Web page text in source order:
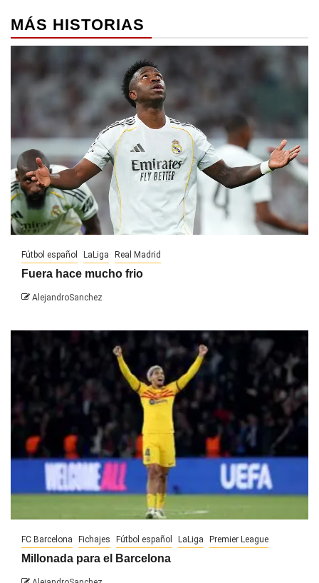
MÁS HISTORIAS
Fútbol español LaLiga Real Madrid
Fuera hace mucho frio
AlejandroSanchez
FC Barcelona Fichajes Fútbol español LaLiga Premier League
Millonada para el Barcelona